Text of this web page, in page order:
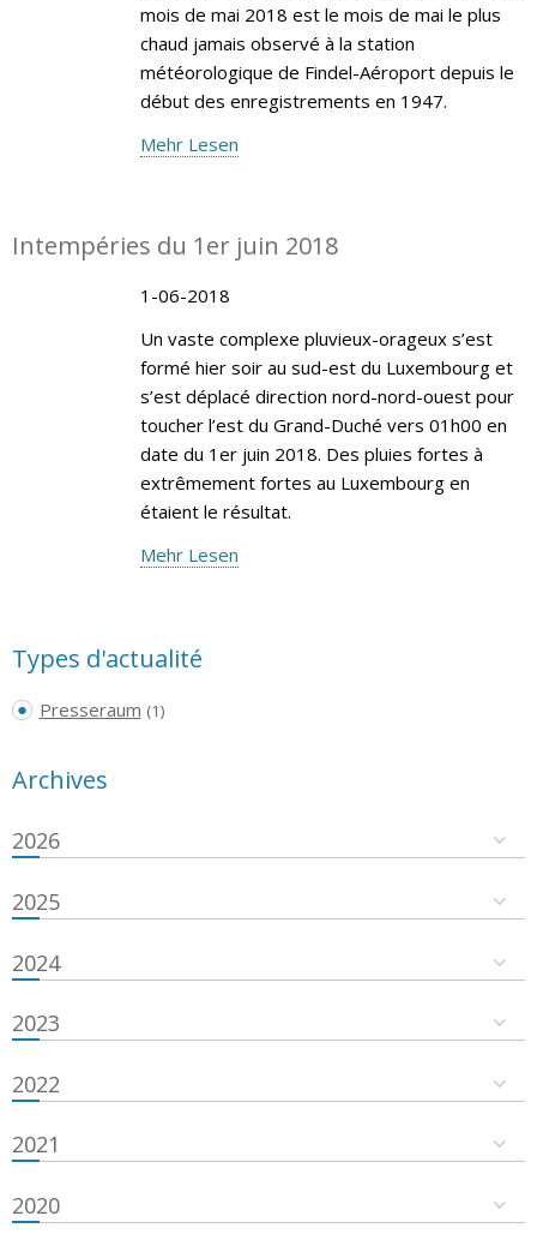
mois de mai 2018 est le mois de mai le plus
chaud jamais observé à la station
météorologique de Findel-Aéroport depuis le
début des enregistrements en 1947.
Mehr Lesen
Intempéries du 1er juin 2018
1-06-2018
Un vaste complexe pluvieux-orageux s’est
formé hier soir au sud-est du Luxembourg et
s’est déplacé direction nord-nord-ouest pour
toucher l’est du Grand-Duché vers 01h00 en
date du 1er juin 2018. Des pluies fortes à
extrêmement fortes au Luxembourg en
étaient le résultat.
Mehr Lesen
Types d'actualité
Presseraum (1)
Archives
2026
2025
2024
2023
2022
2021
2020